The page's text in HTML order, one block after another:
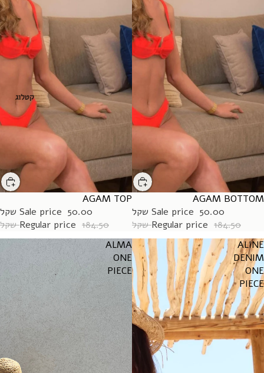
קטלוג
SALE
AGAM BOTTOM
Sale price 50.00 שקל
Regular price 184.50 שקל
SALE
AGAM TOP
Sale price 50.00 שקל
Regular price 184.50 שקל
ALINE
DENIM
ONE
PIECE
ALMA
ONE
PIECE